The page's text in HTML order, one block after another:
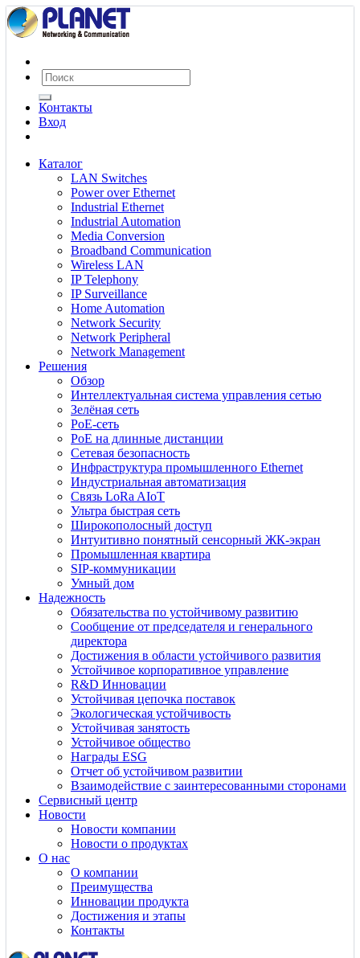
Контакты
Вход
Каталог
LAN Switches
Power over Ethernet
Industrial Ethernet
Industrial Automation
Media Conversion
Broadband Communication
Wireless LAN
IP Telephony
IP Surveillance
Home Automation
Network Security
Network Peripheral
Network Management
Решения
Обзор
Интеллектуальная система управления сетью
Зелёная сеть
PoE-сеть
PoE на длинные дистанции
Сетевая безопасность
Инфраструктура промышленного Ethernet
Индустриальная автоматизация
Связь LoRa AIoT
Ультра быстрая сеть
Широкополосный доступ
Интуитивно понятный сенсорный ЖК-экран
Промышленная квартира
SIP-коммуникации
Умный дом
Надежность
Обязательства по устойчивому развитию
Сообщение от председателя и генерального
директора
Достижения в области устойчивого развития
Устойчивое корпоративное управление
R&D Инновации
Устойчивая цепочка поставок
Экологическая устойчивость
Устойчивая занятость
Устойчивое общество
Награды ESG
Отчет об устойчивом развитии
Взаимодействие с заинтересованными сторонами
Сервисный центр
Новости
Новости компании
Новости о продуктах
О нас
О компании
Преимущества
Инновации продукта
Достижения и этапы
Контакты